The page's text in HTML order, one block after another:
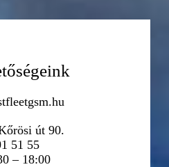
út 90.
51 55
– 18:00